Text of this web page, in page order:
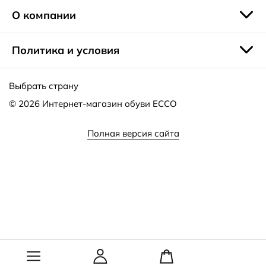
PickPoint или курьерскими службами.
О компании
Политика и условия
Выбрать страну
© 2026 Интернет-магазин обуви ECCO
Полная версия сайта